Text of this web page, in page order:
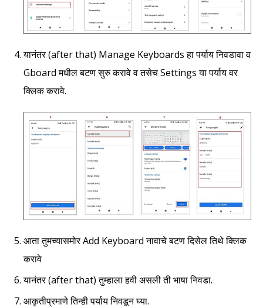
यानंतर (after that) Manage Keyboards हा पर्याय निवडावा व
Gboard मधील बटण सुरु करावे व तसेच Settings या पर्याय वर
क्लिक करावे.
आता तुमच्यासमोर Add Keyboard नावाचे बटण दिसेल तिथे क्लिक
करावे
यानंतर (after that) तुम्हाला हवी असली ती भाषा निवडा.
आकृतीप्रमाणे तिन्ही पर्याय निवडून घ्या.